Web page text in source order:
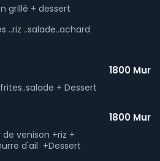
grillé + dessert
..salade..achard
1800 Mur
+ Dessert
1800 Mur
venison +riz +
d'ail +Dessert